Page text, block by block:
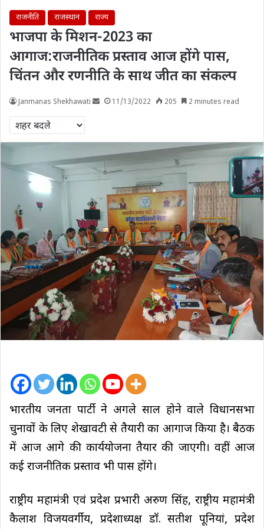
राजनीति राजस्थान राज्य
भाजपा के मिशन-2023 का
आगाज:राजनीतिक प्रस्ताव आज होंगे पास,
चिंतन और रणनीति के साथ जीत का संकल्प
Janmanas Shekhawati 11/13/2022 205 2 minutes read
भारतीय जनता पार्टी ने अगले साल होने वाले विधानसभा
चुनावों के लिए शेखावटी से तैयारी का आगाज किया है। बैठक
में आज आगे की कार्ययोजना तैयार की जाएगी। वहीं आज
कई राजनीतिक प्रस्ताव भी पास होंगे।
राष्ट्रीय महामंत्री एवं प्रदेश प्रभारी अरुण सिंह, राष्ट्रीय महामंत्री
कैलाश विजयवर्गीय, प्रदेशाध्यक्ष डॉ. सतीश पूनियां, प्रदेश